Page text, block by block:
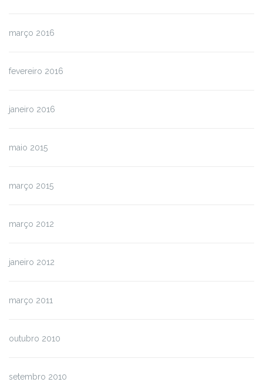
março 2016
fevereiro 2016
janeiro 2016
maio 2015
março 2015
março 2012
janeiro 2012
março 2011
outubro 2010
setembro 2010